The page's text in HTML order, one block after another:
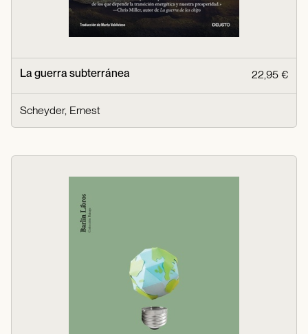
La guerra subterránea 22,95 €
Scheyder, Ernest